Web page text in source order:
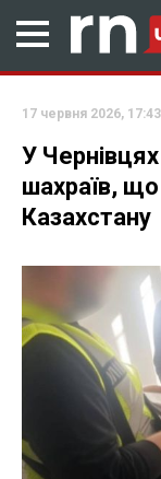
17 червня 2026, 17:43
У
шахраїв,
Казахстану